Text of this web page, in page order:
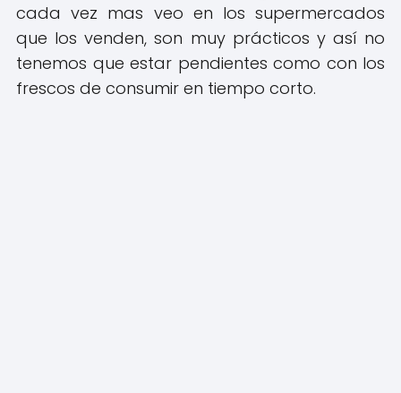
cada vez mas veo en los supermercados
que los venden, son muy prácticos y así no
tenemos que estar pendientes como con los
frescos de consumir en tiempo corto.